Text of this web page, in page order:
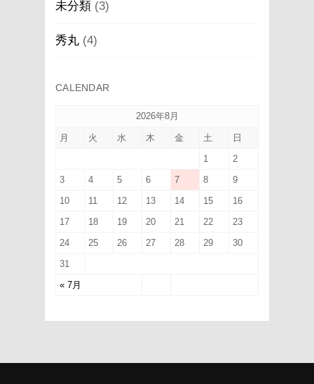
未分類 (3)
秀丸 (4)
CALENDAR
2026年8月
月 火 水 木 金 土 日
« 7月
1
2
3
4 5 6 7 8
9
10
11 12 13 14 15
16
17
18 19 20 21 22
23
24
25 26 27 28 29
30
31